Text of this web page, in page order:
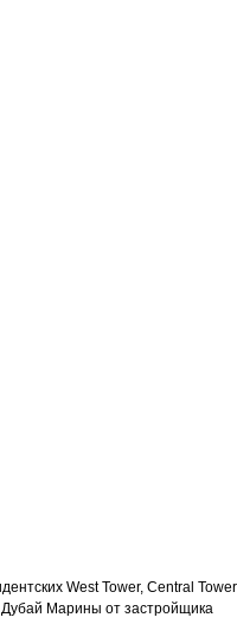
West Tower, Central Tower
Марины от застройщика